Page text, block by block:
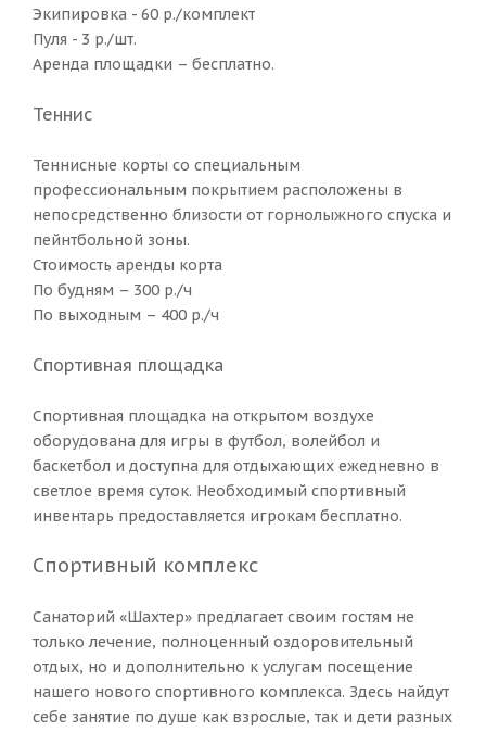
Экипировка - 60 р./комплект
Пуля - 3 р./шт.
Аренда площадки – бесплатно.
Теннис
Теннисные корты со специальным
профессиональным покрытием расположены в
непосредственно близости от горнолыжного спуска и
пейнтбольной зоны.
Стоимость аренды корта
По будням – 300 р./ч
По выходным – 400 р./ч
Спортивная площадка
Спортивная площадка на открытом воздухе
оборудована для игры в футбол, волейбол и
баскетбол и доступна для отдыхающих ежедневно в
светлое время суток. Необходимый спортивный
инвентарь предоставляется игрокам бесплатно.
Спортивный комплекс
Санаторий «Шахтер» предлагает своим гостям не
только лечение, полноценный оздоровительный
отдых, но и дополнительно к услугам посещение
нашего нового спортивного комплекса. Здесь найдут
себе занятие по душе как взрослые, так и дети разных